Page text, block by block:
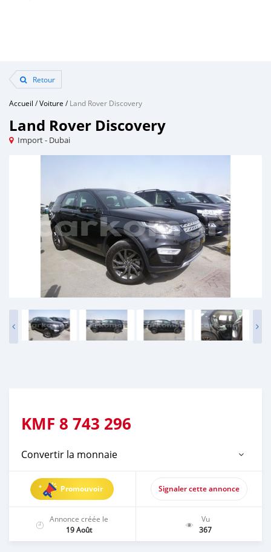
Retour
Accueil /Voiture /Land Rover Discovery
Land Rover Discovery
Import - Dubai
KMF 8 743 296
Convertir la monnaie
Promouvoir Signaler cette annonce
Annonce créée le
19 Août
Vu
367